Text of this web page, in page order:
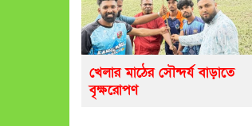
খেলার মাঠের সৌন্দর্য বাড়াতে
বৃক্ষরোপণ